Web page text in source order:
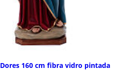
160 cm fibra vidro pintada